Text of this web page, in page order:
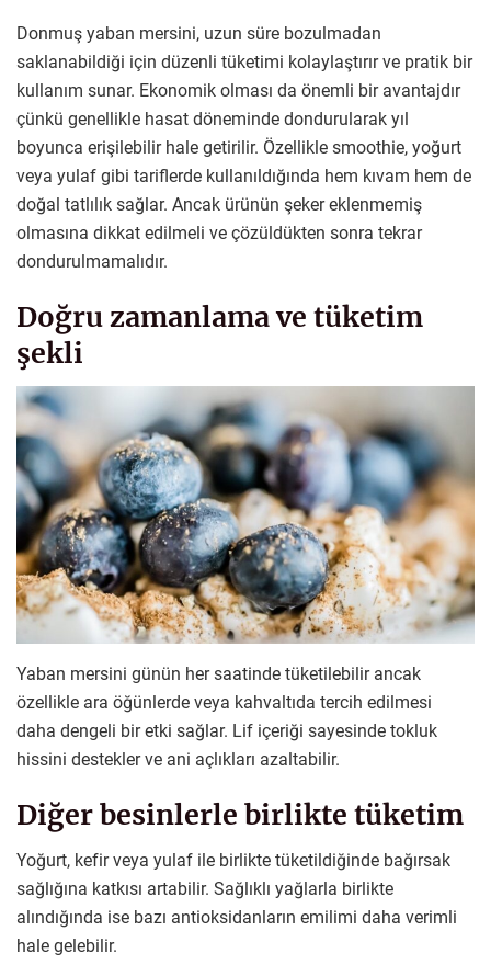
Donmuş yaban mersini, uzun süre bozulmadan
saklanabildiği için düzenli tüketimi kolaylaştırır ve pratik bir
kullanım sunar. Ekonomik olması da önemli bir avantajdır
çünkü genellikle hasat döneminde dondurularak yıl
boyunca erişilebilir hale getirilir. Özellikle smoothie, yoğurt
veya yulaf gibi tariflerde kullanıldığında hem kıvam hem de
doğal tatlılık sağlar. Ancak ürünün şeker eklenmemiş
olmasına dikkat edilmeli ve çözüldükten sonra tekrar
dondurulmamalıdır.
Doğru zamanlama ve tüketim
şekli
Yaban mersini günün her saatinde tüketilebilir ancak
özellikle ara öğünlerde veya kahvaltıda tercih edilmesi
daha dengeli bir etki sağlar. Lif içeriği sayesinde tokluk
hissini destekler ve ani açlıkları azaltabilir.
Diğer besinlerle birlikte tüketim
Yoğurt, kefir veya yulaf ile birlikte tüketildiğinde bağırsak
sağlığına katkısı artabilir. Sağlıklı yağlarla birlikte
alındığında ise bazı antioksidanların emilimi daha verimli
hale gelebilir.